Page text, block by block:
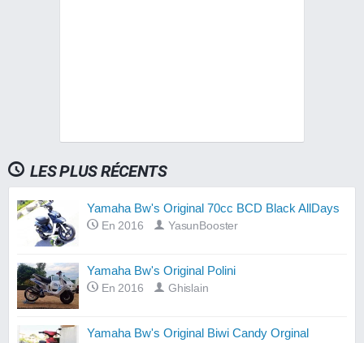
LES PLUS RÉCENTS
Yamaha Bw's Original 70cc BCD Black AllDays
En 2016 YasunBooster
Yamaha Bw's Original Polini
En 2016 Ghislain
Yamaha Bw's Original Biwi Candy Orginal